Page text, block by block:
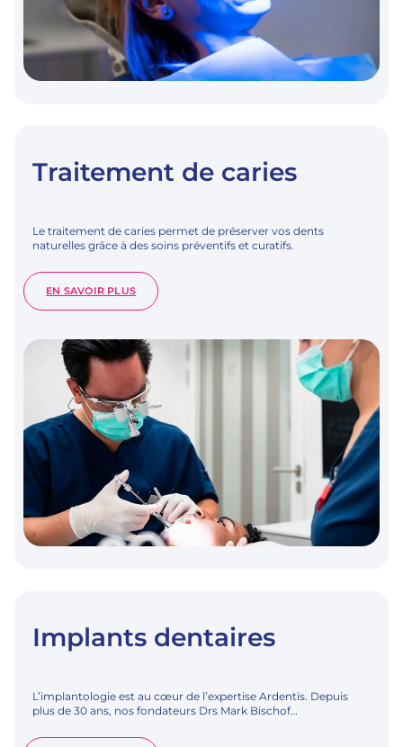
Traitement de caries
Le traitement de caries permet de préserver vos dents
naturelles grâce à des soins préventifs et curatifs.
EN SAVOIR PLUS:
TRAITEMENT
Implants dentaires
L’implantologie est au cœur de l’expertise Ardentis. Depuis
plus de 30 ans, nos fondateurs Drs Mark Bischof…